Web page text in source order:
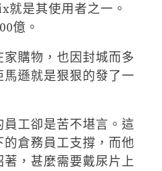
是其使用者之一。
億。
購物，也因封城而多
遜就是狠狠的發了一
工卻是苦不堪言。這
倉務員工支撐，而他
，甚麼需要戴尿片上